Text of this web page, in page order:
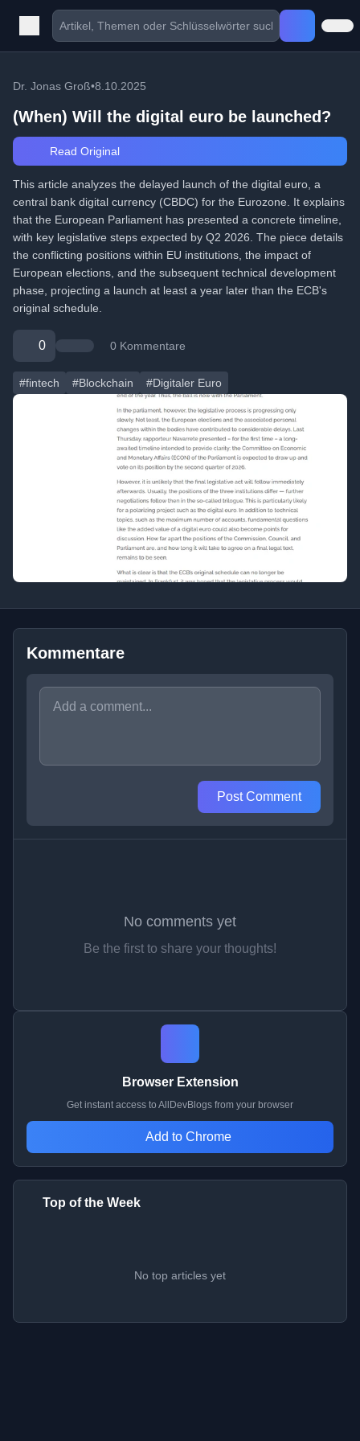
Dr. Jonas Groß•8.10.2025
(When) Will the digital euro be launched?
Read Original
This article analyzes the delayed launch of the digital euro, a
central bank digital currency (CBDC) for the Eurozone. It explains
that the European Parliament has presented a concrete timeline,
with key legislative steps expected by Q2 2026. The piece details
the conflicting positions within EU institutions, the impact of
European elections, and the subsequent technical development
phase, projecting a launch at least a year later than the ECB's
original schedule.
0 0 Kommentare
#fintech #Blockchain #Digitaler Euro
Kommentare
Post Comment
No comments yet
Be the first to share your thoughts!
Browser Extension
Get instant access to AllDevBlogs from your browser
Add to Chrome
Top of the Week
No top articles yet